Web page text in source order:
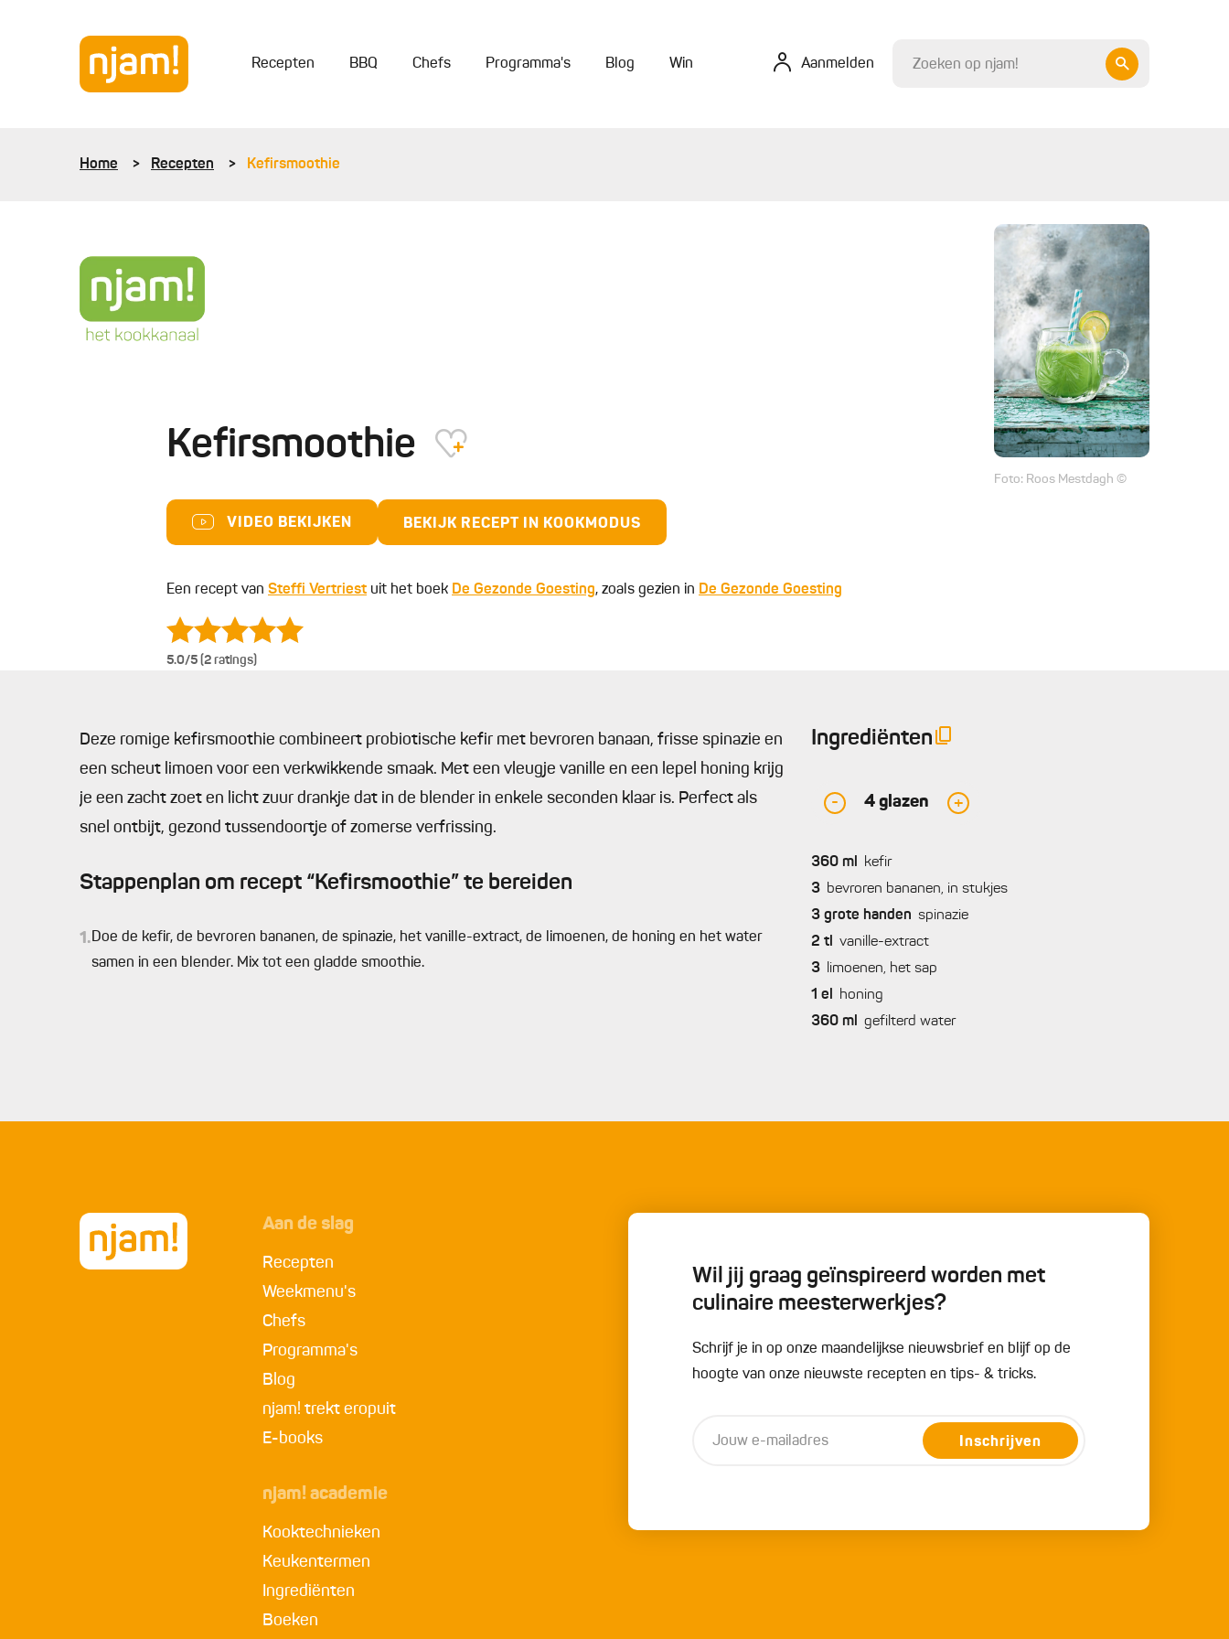
Recepten BBQ Chefs Programma's Blog Win Aanmelden
Home Recepten Kefirsmoothie
Kefirsmoothie
VIDEO BEKIJKEN BEKIJK RECEPT IN KOOKMODUS
Een recept van Steffi Vertriest uit het boek De Gezonde Goesting, zoals gezien in De Gezonde Goesting
5.0/5 (2 ratings)
Foto: Roos Mestdagh ©
Ingrediënten
- 4 glazen +
360 ml
kefir
3 bevroren bananen, in stukjes
3 grote handen spinazie
2 tl
vanille-extract
3
limoenen, het sap
1 el
honing
360 ml gefilterd water
Deze romige kefirsmoothie combineert probiotische kefir met bevroren banaan, frisse spinazie en
een scheut limoen voor een verkwikkende smaak. Met een vleugje vanille en een lepel honing krijg
je een zacht zoet en licht zuur drankje dat in de blender in enkele seconden klaar is. Perfect als
snel ontbijt, gezond tussendoortje of zomerse verfrissing.
Stappenplan om recept “Kefirsmoothie” te bereiden
1.Doe de kefir, de bevroren bananen, de spinazie, het vanille-extract, de limoenen, de honing en het water
samen in een blender. Mix tot een gladde smoothie.
Aan de slag
Recepten
Weekmenu's
Chefs
Programma's
Blog
njam! trekt eropuit
E-books
njam! academie
Kooktechnieken
Keukentermen
Ingrediënten
Boeken
Wil jij graag geïnspireerd worden met
culinaire meesterwerkjes?
Schrijf je in op onze maandelijkse nieuwsbrief en blijf op de
hoogte van onze nieuwste recepten en tips- & tricks.
Inschrijven